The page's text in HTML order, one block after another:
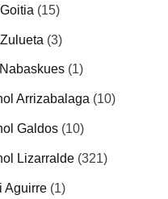
(15)
(3)
Nabaskues(1)
Arrizabalaga (10)
Galdos(10)
Lizarralde(321)
Aguirre(1)